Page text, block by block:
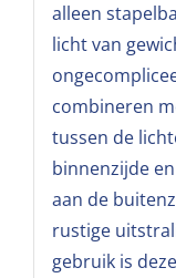
alleen
licht van
combineren
tussen de
binnenzijde
aan de
rustige
gebruik is